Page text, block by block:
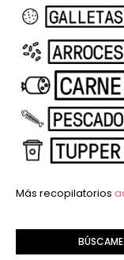
Más recopilatorios